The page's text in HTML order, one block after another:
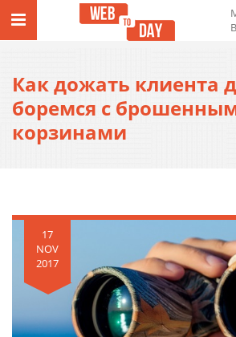
Как дожать клиента
боремся с
корзинами
17
NOV
2017